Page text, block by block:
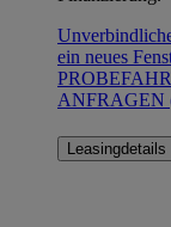
ein neues
ANFRAGEN
Leasingdetails